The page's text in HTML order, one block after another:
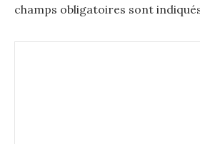
champs obligatoires sont